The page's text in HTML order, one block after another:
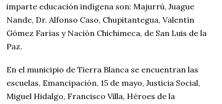
imparte educación indígena son: Majurrú, Juague
Nande, Dr. Alfonso Caso, Chupitantegua, Valentín
Gómez Farías y Nación Chichimeca, de San Luis de la
Paz.
En el municipio de Tierra Blanca se encuentran las
escuelas, Emancipación, 15 de mayo, Justicia Social,
Miguel Hidalgo, Francisco Villa, Héroes de la